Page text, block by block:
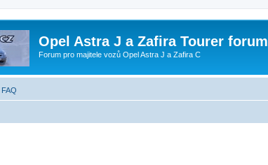
Opel Astra J a Zafira Tourer forum
Forum pro majitele vozů Opel Astra J a Zafira C
FAQ